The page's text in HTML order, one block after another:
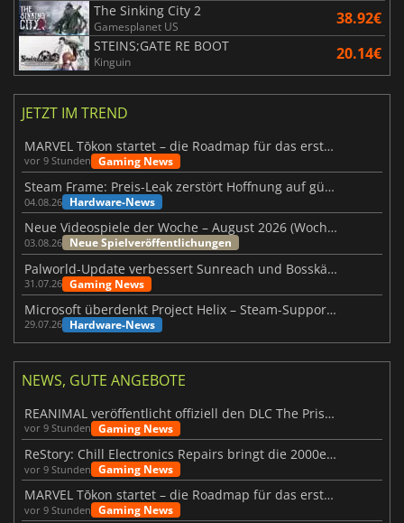
The Sinking City 2
Gamesplanet US 38.92€
STEINS;GATE RE BOOT
Kinguin 20.14€
JETZT IM TREND
MARVEL Tōkon startet – die Roadmap für das erste Jahr wurde vorgestellt
vor 9 Stunden Gaming News
Steam Frame: Preis-Leak zerstört Hoffnung auf günstiges VR-Headset
04.08.26 Hardware-News
Neue Videospiele der Woche – August 2026 (Woche 32)
03.08.26 Neue Spielveröffentlichungen
Palworld-Update verbessert Sunreach und Bosskämpfe deutlich
31.07.26 Gaming News
Microsoft überdenkt Project Helix – Steam-Support gefährdet
29.07.26 Hardware-News
NEWS, GUTE ANGEBOTE
REANIMAL veröffentlicht offiziell den DLC The Prisoner
vor 9 Stunden Gaming News
ReStory: Chill Electronics Repairs bringt die 2000er zurück
vor 9 Stunden Gaming News
MARVEL Tōkon startet – die Roadmap für das erste Jahr wurde vorgestellt
vor 9 Stunden Gaming News